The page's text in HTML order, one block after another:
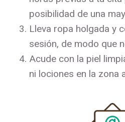
posibilidad de una
Lleva ropa holgada y
sesión, de modo que
Acude con la piel
ni lociones en la zona